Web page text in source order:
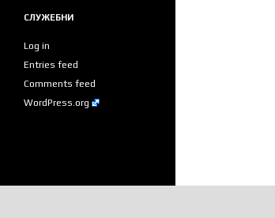
СЛУЖЕБНИ
Log in
Entries feed
Comments feed
WordPress.org